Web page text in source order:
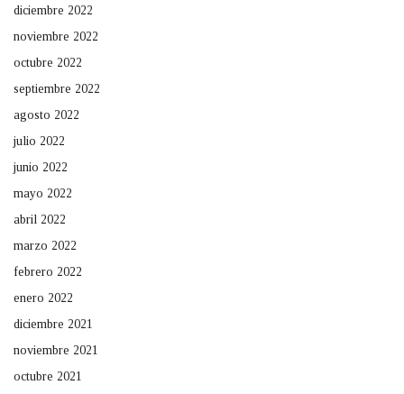
diciembre 2022
noviembre 2022
octubre 2022
septiembre 2022
agosto 2022
julio 2022
junio 2022
mayo 2022
abril 2022
marzo 2022
febrero 2022
enero 2022
diciembre 2021
noviembre 2021
octubre 2021